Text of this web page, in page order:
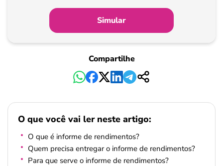
Simular
Compartilhe
O que você vai ler neste artigo:
O que é informe de rendimentos?
Quem precisa entregar o informe de rendimentos?
Para que serve o informe de rendimentos?